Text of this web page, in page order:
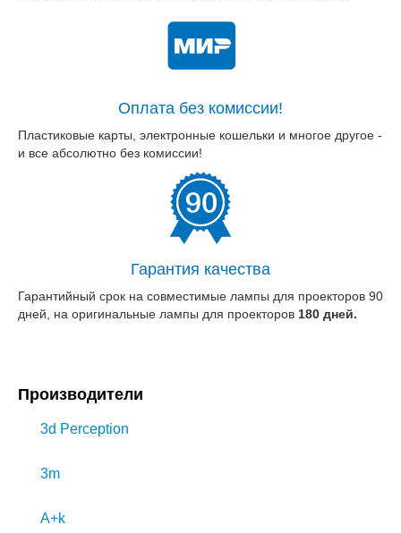
Оплата без комиссии!
Пластиковые карты, электронные кошельки и многое другое -
и все абсолютно без комиссии!
Гарантия качества
Гарантийный срок на совместимые лампы для проекторов 90
дней, на оригинальные лампы для проекторов 180 дней.
Производители
3d Perception
3m
A+k